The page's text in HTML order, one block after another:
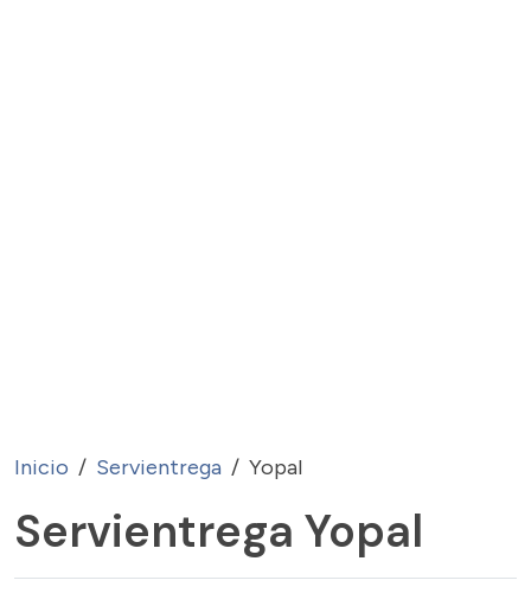
Inicio Servientrega Yopal
Servientrega Yopal